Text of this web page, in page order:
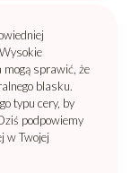
mogą sprawić, że
blasku.
typu cery, by
podpowiemy
w Twojej